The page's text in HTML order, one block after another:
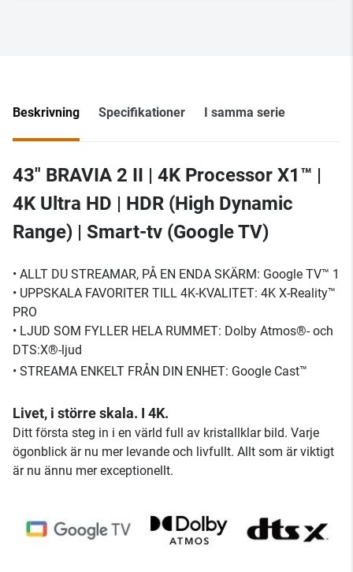
Beskrivning Specifikationer I samma serie
43" BRAVIA 2 II | 4K Processor X1™ |
4K Ultra HD | HDR (High Dynamic
Range) | Smart-tv (Google TV)
• ALLT DU STREAMAR, PÅ EN ENDA SKÄRM: Google TV™ 1
• UPPSKALA FAVORITER TILL 4K-KVALITET: 4K X-Reality™
PRO
• LJUD SOM FYLLER HELA RUMMET: Dolby Atmos®- och
DTS:X®-ljud
• STREAMA ENKELT FRÅN DIN ENHET: Google Cast™
Livet, i större skala. I 4K.
Ditt första steg in i en värld full av kristallklar bild. Varje
ögonblick är nu mer levande och livfullt. Allt som är viktigt
är nu ännu mer exceptionellt.